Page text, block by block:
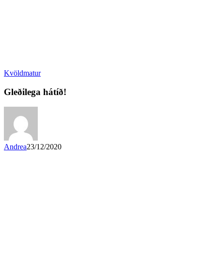
Kvöldmatur
Gleðilega hátíð!
Andrea23/12/2020